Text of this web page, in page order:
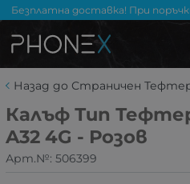
Безплатна доставка! При
Назад до Страничен
Калъф Тип
A32 4G - Розов
Арт.№: 506399